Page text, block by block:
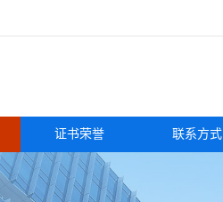
证书荣誉 联系方式